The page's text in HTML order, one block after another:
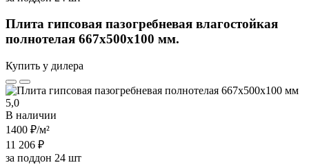
Плита гипсовая пазогребневая влагостойкая
полнотелая 667х500х100 мм.
Купить у дилера
5,0
В наличии
1400 ₽/м²
11 206 ₽
за поддон 24 шт